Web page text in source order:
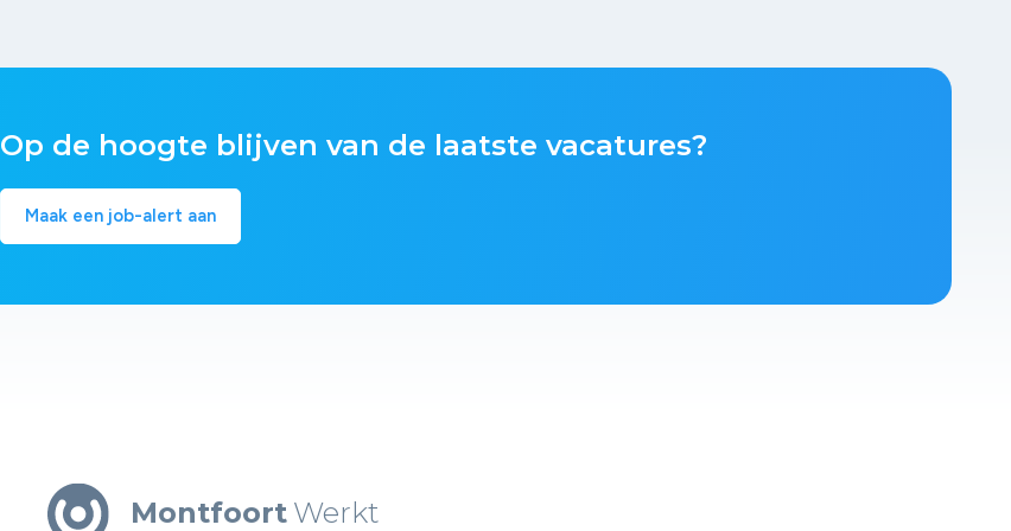
Op de hoogte blijven van de laatste vacatures?
Maak een job-alert aan
Montfoort Werkt